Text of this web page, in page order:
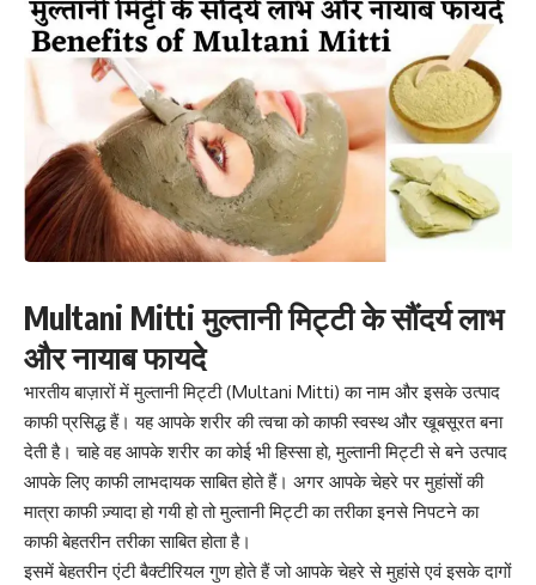
Multani Mitti मुल्तानी मिट्टी के सौंदर्य लाभ
और नायाब फायदे
भारतीय बाज़ारों में मुल्तानी मिट्टी (Multani Mitti) का नाम और इसके उत्पाद
काफी प्रसिद्ध हैं। यह आपकेशरीर की त्वचाको काफी स्वस्थ और खूबसूरत बना
देती है। चाहे वह आपके शरीर का कोई भी हिस्सा हो, मुल्तानी मिट्टी से बने उत्पाद
आपके लिए काफी लाभदायक साबित होते हैं। अगर आपके चेहरे परमुहांसों की
मात्रा काफी ज़्यादा हो गयी हो तोमुल्तानी मिट्टी का तरीका इनसे निपटने का
काफी बेहतरीन तरीका साबित होता है।
इसमें बेहतरीनएंटी बैक्टीरियलगुण होते हैं जो आपके चेहरे सेमुहांसे एवं इसके दागों